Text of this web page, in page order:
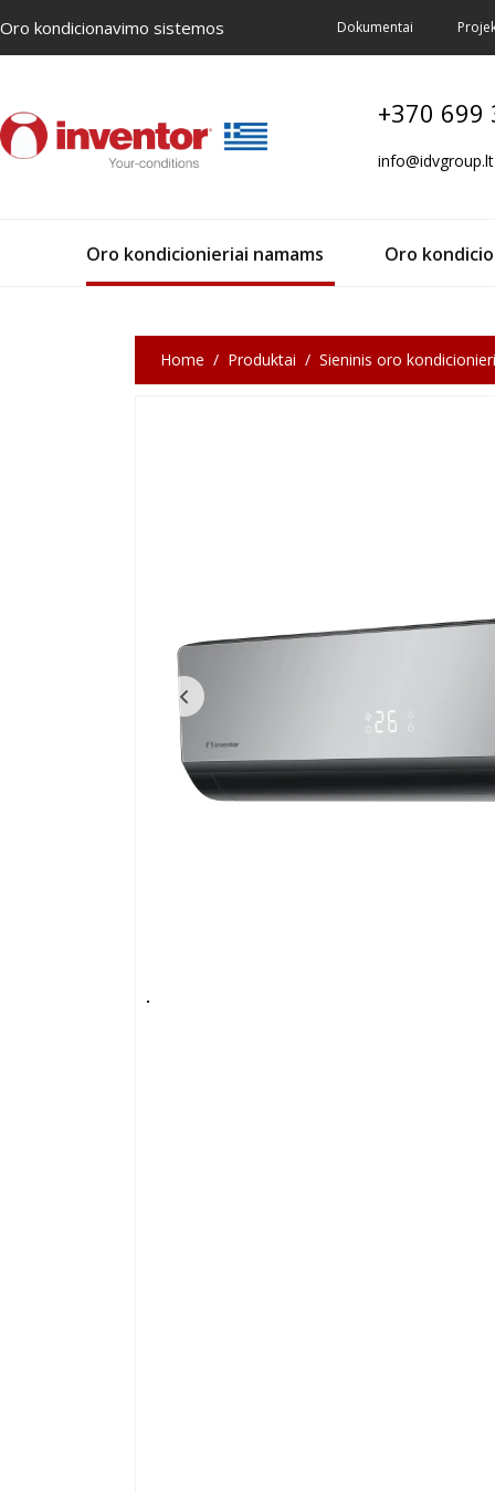
Oro kondicionavimo sistemos Dokumentai
+370 699
info@idvgroup.lt
Oro kondicionieriai namams Oro
Home Produktai Sieninis oro